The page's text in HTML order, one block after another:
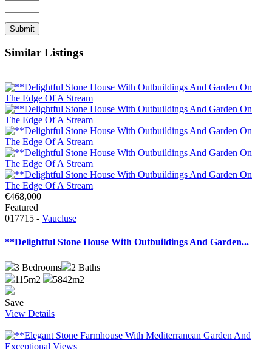
Similar Listings
€468,000
Featured
017715 - Vaucluse
**Delightful Stone House With Outbuildings And Garden...
3 Bedrooms 2 Baths
115m2
5842m2
Save
View Details